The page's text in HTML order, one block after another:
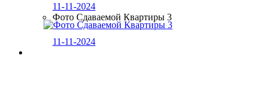
11-11-2024
Фото Сдаваемой Квартиры 3
11-11-2024